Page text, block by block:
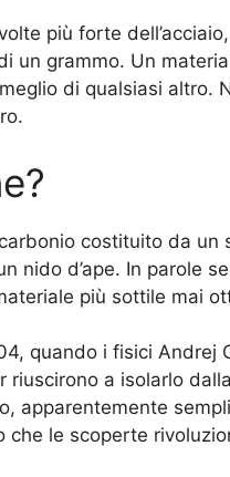
più forte
un grammo. Un
di qualsiasi altro.
costituito da
nido d’ape. In parole
più sottile mai
quando i fisici Andrej
riuscirono a isolarlo
apparentemente
che le scoperte